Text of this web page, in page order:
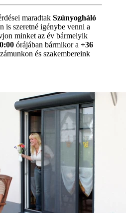
maradtak Szúnyogháló
is szeretné igénybe venni a
minket az év bármelyik
órájában bármikor a +36
és szakembereink